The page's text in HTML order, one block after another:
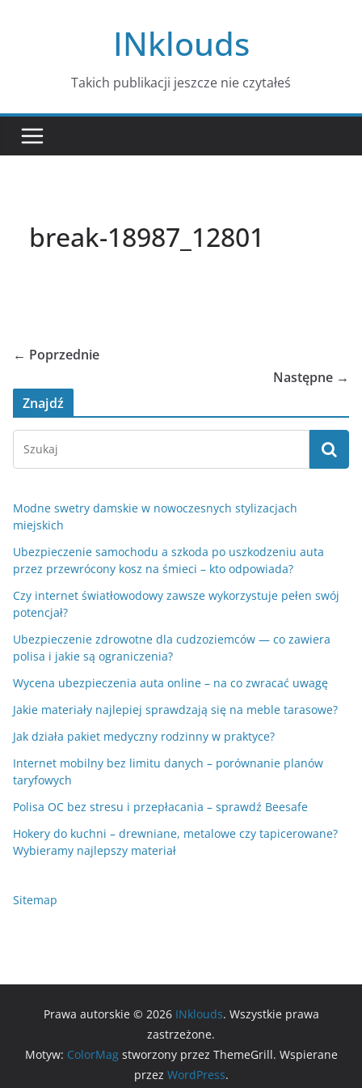
INklouds
Takich publikacji jeszcze nie czytałeś
break-18987_12801
← Poprzednie
Następne →
Znajdź
Modne swetry damskie w nowoczesnych stylizacjach
miejskich
Ubezpieczenie samochodu a szkoda po uszkodzeniu auta
przez przewrócony kosz na śmieci – kto odpowiada?
Czy internet światłowodowy zawsze wykorzystuje pełen swój
potencjał?
Ubezpieczenie zdrowotne dla cudzoziemców — co zawiera
polisa i jakie są ograniczenia?
Wycena ubezpieczenia auta online – na co zwracać uwagę
Jakie materiały najlepiej sprawdzają się na meble tarasowe?
Jak działa pakiet medyczny rodzinny w praktyce?
Internet mobilny bez limitu danych – porównanie planów
taryfowych
Polisa OC bez stresu i przepłacania – sprawdź Beesafe
Hokery do kuchni – drewniane, metalowe czy tapicerowane?
Wybieramy najlepszy materiał
Sitemap
Prawa autorskie © 2026 INklouds. Wszystkie prawa
zastrzeżone.
Motyw: ColorMagstworzony przez ThemeGrill. Wspierane
przez WordPress.